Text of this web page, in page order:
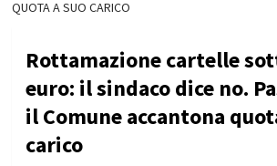
QUOTA A SUO CARICO
Rottamazione cartelle
euro: il sindaco dice no.
il Comune accantona
carico